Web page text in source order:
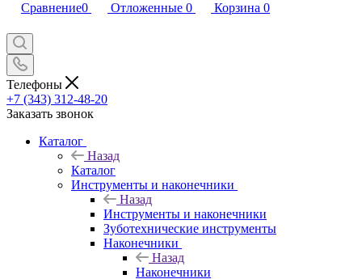
Сравнение0 Отложенные 0 Корзина 0
Телефоны
+7 (343) 312-48-20
Заказать звонок
Каталог
Назад
Каталог
Инструменты и наконечники
Назад
Инструменты и наконечники
Зуботехнические инструменты
Наконечники
Назад
Наконечники